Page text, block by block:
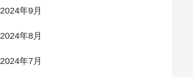
2024年9月
2024年8月
2024年7月